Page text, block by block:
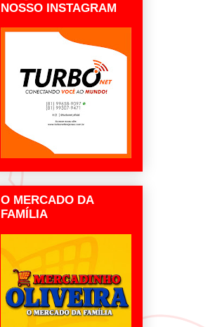
NOSSO INSTAGRAM
O MERCADO DA
FAMÍLIA